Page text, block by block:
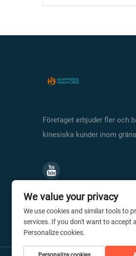
Företaget erbjuder fler och
kinesiska kunder inom
We value your privacy
We use cookies and similar tools to
services. If you don't want to accept
Personalize cookies.